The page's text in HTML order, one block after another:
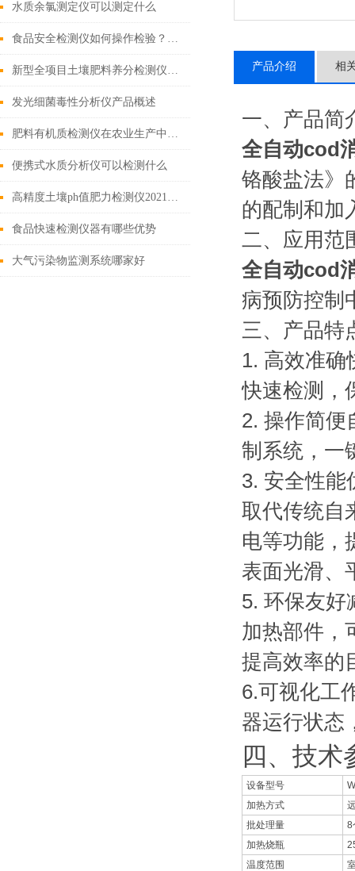
水质余氯测定仪可以测定什么
食品安全检测仪如何操作检验？具体步骤是怎样的？
新型全项目土壤肥料养分检测仪哪家好
发光细菌毒性分析仪产品概述
肥料有机质检测仪在农业生产中的应用有哪些？
便携式水质分析仪可以检测什么
高精度土壤ph值肥力检测仪2021重磅推荐
食品快速检测仪器有哪些优势
大气污染物监测系统哪家好
产品介绍 相
一、产品简
全自动cod
铬酸盐法》
的配制和加
二、应用范
全自动cod
病预防控制
三、产品特
1. 高效准确
快速检测，
2. 操作简便
制系统，一
3. 安全性能
取代传统自
电等功能，
表面光滑、
5. 环保友好
加热部件，
提高效率的
6.可视化工
器运行状态
四、技术
设备型号
加热方式
批处理量
8
加热烧瓶
温度范围